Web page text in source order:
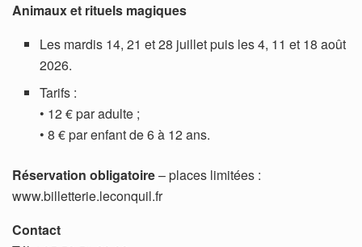
Animaux et rituels magiques
Les mardis 14, 21 et 28 juillet puis les 4, 11 et 18 août
2026.
Tarifs :
• 12 € par adulte ;
• 8 € par enfant de 6 à 12 ans.
Réservation obligatoire– places limitées :
www.billetterie.leconquil.fr
Contact